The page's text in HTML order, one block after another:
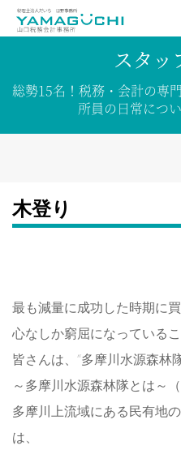
スタッ
総勢15名！ 税務・会計の専
所員の日常につ
木登り
最も減量に成功した時期に買
心なしか窮屈になっている
皆さんは、“多摩川水源森林
～多摩川水源森林隊とは～
多摩川上流域にある民有地
は、